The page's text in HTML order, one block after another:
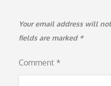
Your email address will
fields are marked *
Comment *